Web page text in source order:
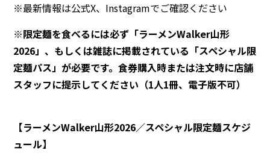
※最新情報は公式X、Instagramでご確認ください
※限定麺を食べるには必ず「ラーメンWalker山形
2026」、もしくは雑誌に掲載されている「スペシャル限
定麺パス」が必要です。食券購入時または注文時に店舗
スタッフに提示してください（1人1冊、電子版不可）
【ラーメンWalker山形2026／スペシャル限定麺スケジ
ュール】